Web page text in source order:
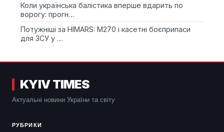
Коли українська балістика вперше вдарить по
ворогу: прогн…
Потужніші за HIMARS: М270 і касетні боєприпаси
для ЗСУ у …
KYIV TIMES
Актуальні новини України та світу
РУБРИКИ